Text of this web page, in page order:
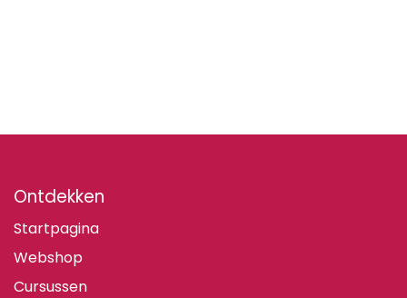
Ontdekken
Startpagina
Webshop
Cursussen